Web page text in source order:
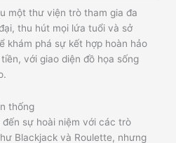
một thư viện trò tham gia đa
thu hút mọi lứa tuổi và sở
khám phá sự kết hợp hoàn hảo
với giao diện đồ họa sống
thống
sự hoài niệm với các trò
Blackjack và Roulette, nhưng